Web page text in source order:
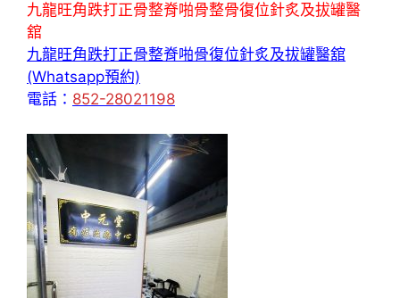
九龍旺角跌打正骨整脊啪骨整骨復位針炙及拔罐醫
舘
九龍旺角跌打正骨整脊啪骨復位針炙及拔罐醫舘
(Whatsapp預約)
電話： 852-28021198